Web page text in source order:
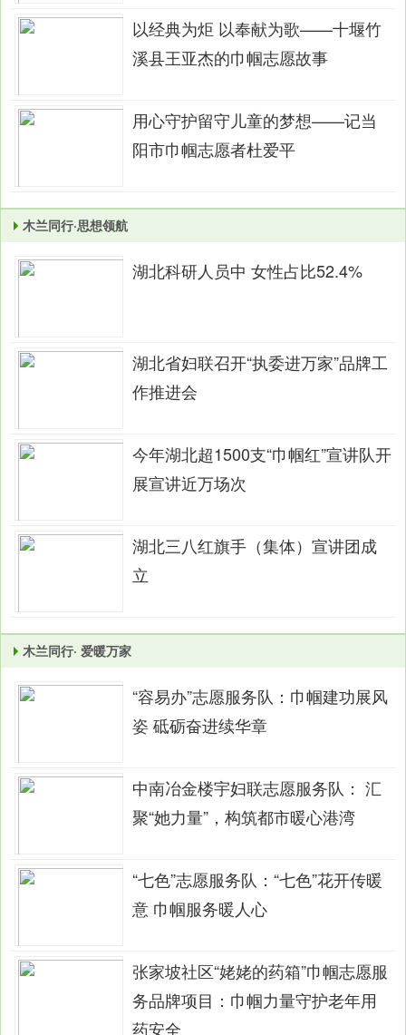
以经典为炬 以奉献为歌——十堰竹
溪县王亚杰的巾帼志愿故事
用心守护留守儿童的梦想——记当
阳市巾帼志愿者杜爱平
木兰同行·思想领航
湖北科研人员中 女性占比52.4%
湖北省妇联召开“执委进万家”品牌工
作推进会
今年湖北超1500支“巾帼红”宣讲队开
展宣讲近万场次
湖北三八红旗手（集体）宣讲团成
立
木兰同行· 爱暖万家
“容易办”志愿服务队：巾帼建功展风
姿 砥砺奋进续华章
中南冶金楼宇妇联志愿服务队： 汇
聚“她力量”，构筑都市暖心港湾
“七色”志愿服务队：“七色”花开传暖
意 巾帼服务暖人心
张家坡社区“姥姥的药箱”巾帼志愿服
务品牌项目：巾帼力量守护老年用
药安全